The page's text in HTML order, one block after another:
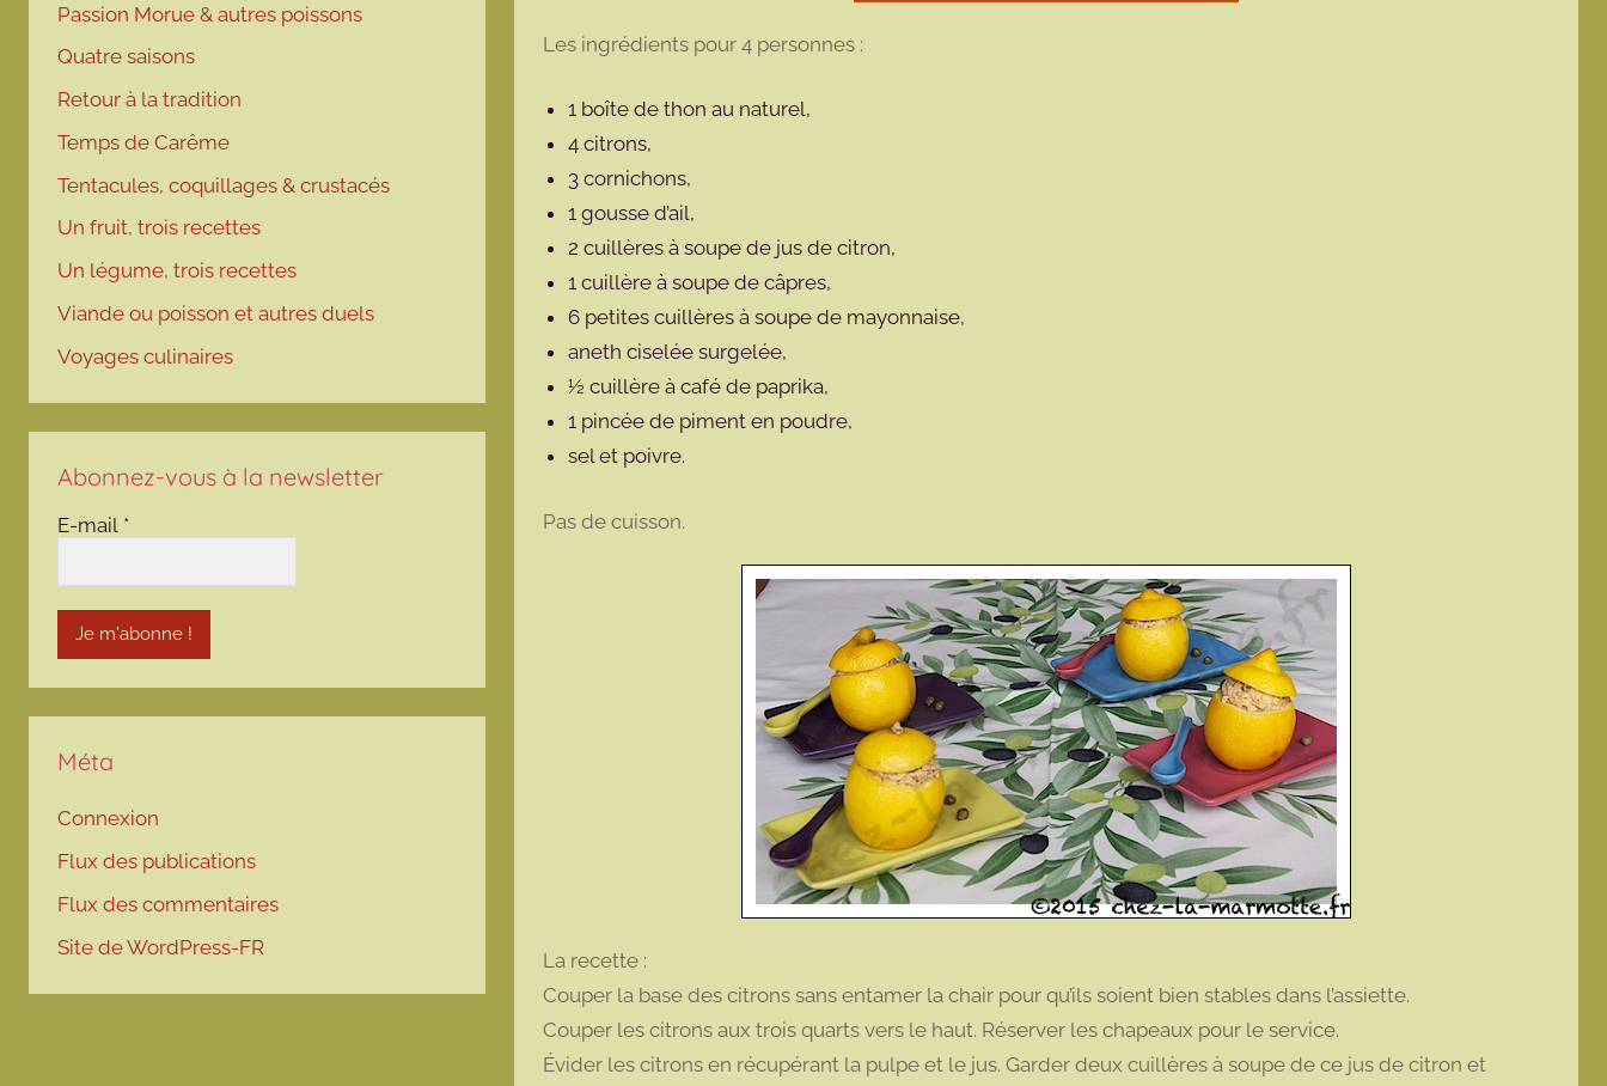
Les ingrédients pour 4 personnes :
1 boîte de thon au naturel,
4 citrons,
3 cornichons,
1 gousse d’ail,
2 cuillères à soupe de jus de citron,
1 cuillère à soupe de câpres,
6 petites cuillères à soupe de mayonnaise,
aneth ciselée surgelée,
½ cuillère à café de paprika,
1 pincée de piment en poudre,
sel et poivre.
Pas de cuisson.
La recette :
Couper la base des citrons sans entamer la chair pour qu’ils soient bien stables dans l’assiette.
Couper les citrons aux trois quarts vers le haut. Réserver les chapeaux pour le service.
Évider les citrons en récupérant la pulpe et le jus. Garder deux cuillères à soupe de ce jus de citron et
Passion Morue & autres poissons
Quatre saisons
Retour à la tradition
Temps de Carême
Tentacules, coquillages & crustacés
Un fruit, trois recettes
Un légume, trois recettes
Viande ou poisson et autres duels
Voyages culinaires
Abonnez-vous à la newsletter
E-mail *
Méta
Connexion
Flux des publications
Flux des commentaires
Site de WordPress-FR